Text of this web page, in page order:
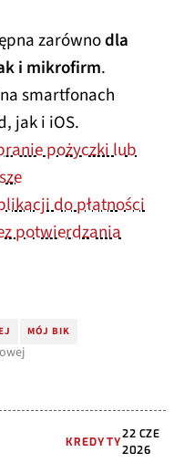
zarównodla
i mikrofirm.
smartfonach
jak i iOS.
pożyczki lub
do płatności
potwierdzania
MÓJ BIK
KREDYTY
22 CZE
2026